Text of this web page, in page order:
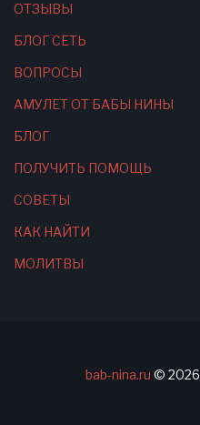
ОТЗЫВЫ
БЛОГ СЕТЬ
ВОПРОСЫ
АМУЛЕТ ОТ БАБЫ НИНЫ
БЛОГ
ПОЛУЧИТЬ ПОМОЩЬ
СОВЕТЫ
КАК НАЙТИ
МОЛИТВЫ
bab-nina.ru © 2026